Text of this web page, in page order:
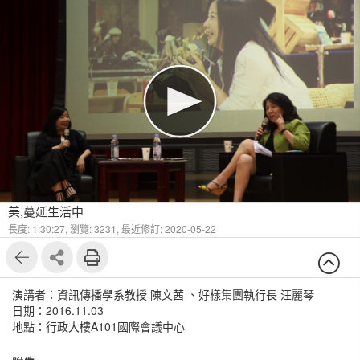
美,蔓延生活中
長度: 1:30:27, 瀏覽: 3231, 最近修訂: 2020-05-22
演講者：資訊傳播學系教授 陳文茜 、好樣集團執行長 汪麗琴
日期：2016.11.03
地點：行政大樓A101國際會議中心